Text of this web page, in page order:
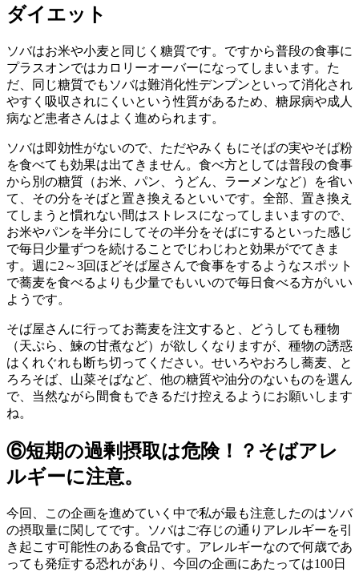
ダイエット
ソバはお米や小麦と同じく糖質です。ですから普段の食事に
プラスオンではカロリーオーバーになってしまいます。た
だ、同じ糖質でもソバは難消化性デンプンといって消化され
やすく吸収されにくいという性質があるため、糖尿病や成人
病など患者さんはよく進められます。
ソバは即効性がないので、ただやみくもにそばの実やそば粉
を食べても効果は出てきません。食べ方としては普段の食事
から別の糖質（お米、パン、うどん、ラーメンなど）を省い
て、その分をそばと置き換えるといいです。全部、置き換え
てしまうと慣れない間はストレスになってしまいますので、
お米やパンを半分にしてその半分をそばにするといった感じ
で毎日少量ずつを続けることでじわじわと効果がでてきま
す。週に2～3回ほどそば屋さんで食事をするようなスポット
で蕎麦を食べるよりも少量でもいいので毎日食べる方がいい
ようです。
そば屋さんに行ってお蕎麦を注文すると、どうしても種物
（天ぷら、鰊の甘煮など）が欲しくなりますが、種物の誘惑
はくれぐれも断ち切ってください。せいろやおろし蕎麦、と
ろろそば、山菜そばなど、他の糖質や油分のないものを選ん
で、当然ながら間食もできるだけ控えるようにお願いします
ね。
⑥短期の過剰摂取は危険！？そばアレ
ルギーに注意。
今回、この企画を進めていく中で私が最も注意したのはソバ
の摂取量に関してです。ソバはご存じの通りアレルギーを引
き起こす可能性のある食品です。アレルギーなので何歳であ
っても発症する恐れがあり、今回の企画にあたっては100日